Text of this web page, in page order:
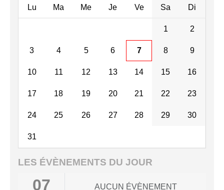
Lu Ma Me Je Ve Sa Di
1 2
3 4 5 6 7 8 9
10 11 12 13 14 15 16
17 18 19 20 21 22 23
24 25 26 27 28 29 30
31
LES ÉVÈNEMENTS DU JOUR
07
AUCUN ÉVÈNEMENT